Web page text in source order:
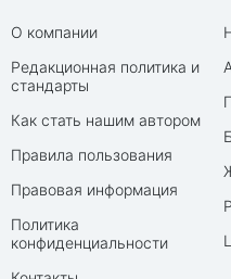
О компании
Редакционная политика и
стандарты
Как стать нашим автором
Правила пользования
Правовая информация
Политика
конфиденциальности